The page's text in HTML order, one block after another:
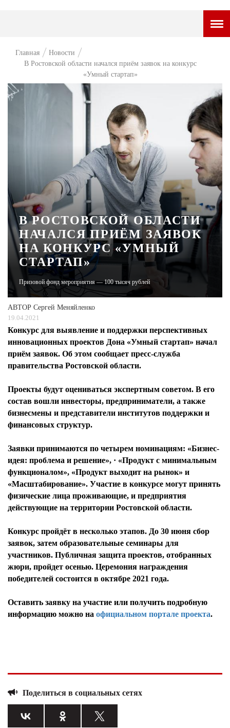
НОВОСТИ
ПРЕМЬЕРА
ТАМ И ТУТ
СТИЛЬ ЖИЗНИ
ХАЙП
ЧЕЛОВЕК ОСОБЕННЫЙ
КУЛЬТ ЕДЫ
АФИША
ЖУРНАЛ
Главная
Новости
В Ростовской области начался приём заявок на конкурс
«Умный стартап»
В РОСТОВСКОЙ ОБЛАСТИ
НАЧАЛСЯ ПРИЁМ ЗАЯВОК
НА КОНКУРС «УМНЫЙ
СТАРТАП»
Призовой фонд мероприятия — 100 тысяч рублей
АВТОР Сергей Меняйленко
19.04.2021
Конкурс для выявление и поддержки перспективных
инновационных проектов Дона «Умный стартап» начал
приём заявок. Об этом сообщает пресс-служба
правительства Ростовской области.
Проекты будут оцениваться экспертным советом. В его
состав вошли инвесторы, предприниматели, а также
бизнесмены и представители институтов поддержки и
финансовых структур.
Заявки принимаются по четырем номинациям: «Бизнес-
идея: проблема и решение», · «Продукт с минимальным
функционалом», «Продукт выходит на рынок» и
«Масштабирование». Участие в конкурсе могут принять
физические лица проживающие, и предприятия
действующие на территории Ростовской области.
Конкурс пройдёт в несколько этапов. До 30 июня сбор
заявок, затем образовательные семинары для
участников. Публичная защита проектов, отобранных
жюри, пройдет осенью. Церемония награждения
победителей состоится в октябре 2021 года.
Оставить заявку на участие или получить подробную
информацию можно на официальном портале проекта.
Поделиться в социальных сетях